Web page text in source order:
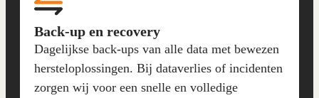
Back-up en recovery
Dagelijkse back-ups van alle data met bewezen
hersteloplossingen. Bij dataverlies of incidenten
zorgen wij voor een snelle en volledige